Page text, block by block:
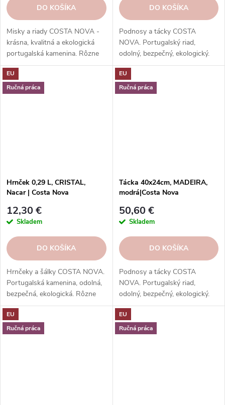
DO KOŠÍKA
Misky a riady COSTA NOVA -
krásna, kvalitná a ekologická
portugalská kamenina. Rôzne
tvary, farby, vzory a veľkosti.
Objednajte si ich v našom e-
shope.
DO KOŠÍKA
Podnosy a tácky COSTA
NOVA. Portugalský riad,
odolný, bezpečný, ekologický.
Na servírovanie jedál, nápojov,
dezertov.
EU
Ručná práca
Hrnček 0,29 L, CRISTAL,
Nacar | Costa Nova
12,30 €
Skladem
DO KOŠÍKA
Hrnčeky a šálky COSTA NOVA.
Portugalská kamenina, odolná,
bezpečná, ekologická. Rôzne
tvary, farby, vzory. Ideálne na
kávu, espresso, cappuccino,
lungo, čaj, kakao a iné.
EU
Ručná práca
Tácka 40x24cm, MADEIRA,
modrá|Costa Nova
50,60 €
Skladem
DO KOŠÍKA
Podnosy a tácky COSTA
NOVA. Portugalský riad,
odolný, bezpečný, ekologický.
Na servírovanie jedál, nápojov,
dezertov.
EU
Ručná práca
EU
Ručná práca